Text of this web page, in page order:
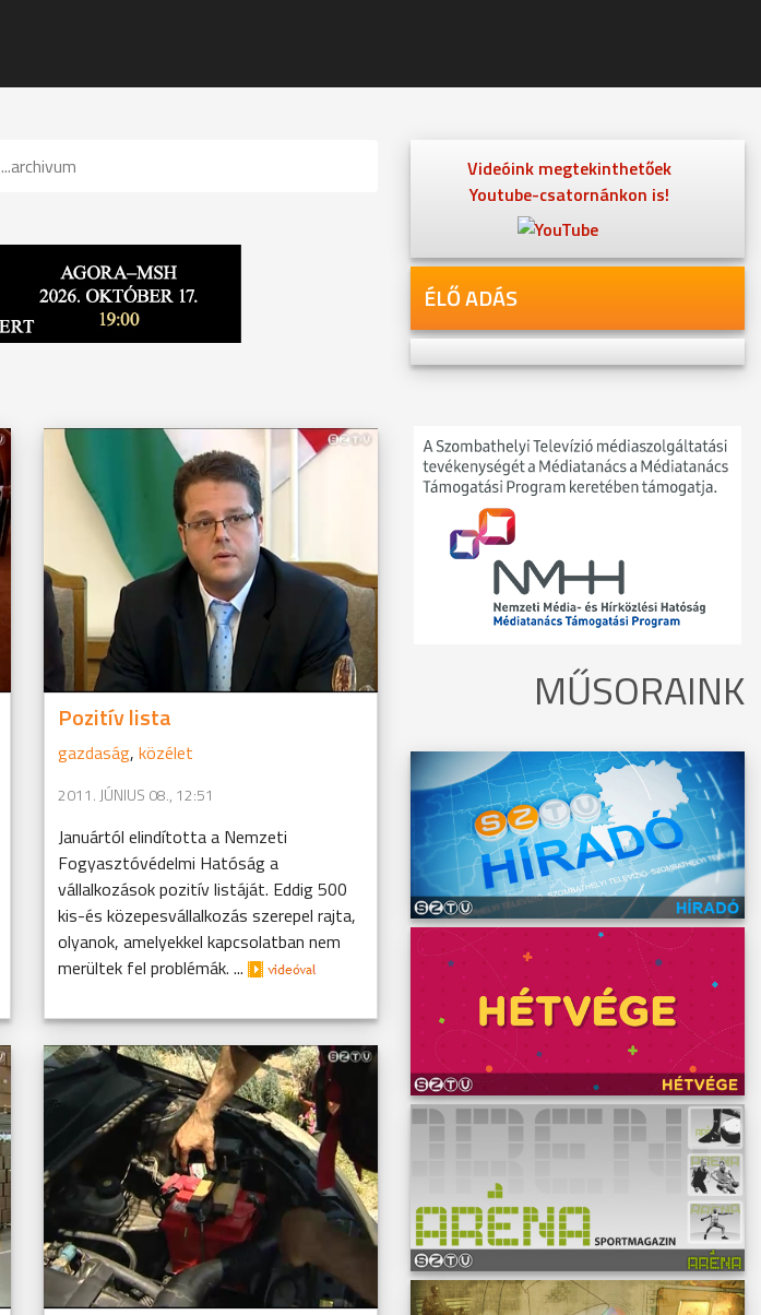
...archivum
Pozitív lista
gazdaság, közélet
2011. JÚNIUS 08., 12:51
Januártól elindította a Nemzeti
Fogyasztóvédelmi Hatóság a
vállalkozások pozitív listáját. Eddig 500
kis-és közepesvállalkozás szerepel rajta,
olyanok, amelyekkel kapcsolatban nem
merültek fel problémák. ...
Videóink megtekinthetőek
Youtube-csatornánkon is!
ÉLŐ ADÁS
MŰSORAINK